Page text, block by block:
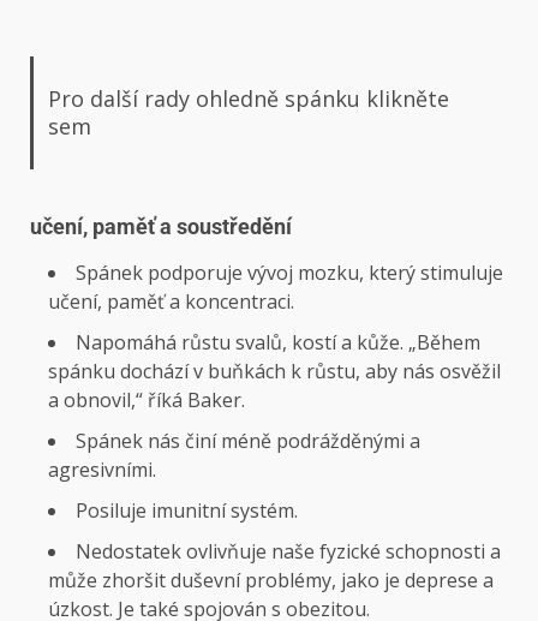
Pro další rady ohledně spánku klikněte
sem
učení, paměť a soustředění
Spánek podporuje vývoj mozku, který stimuluje
učení, paměť a koncentraci.
Napomáhá růstu svalů, kostí a kůže. „Během
spánku dochází v buňkách k růstu, aby nás osvěžil
a obnovil,“ říká Baker.
Spánek nás činí méně podrážděnými a
agresivními.
Posiluje imunitní systém.
Nedostatek ovlivňuje naše fyzické schopnosti a
může zhoršit duševní problémy, jako je deprese a
úzkost. Je také spojován s obezitou.